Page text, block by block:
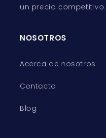
un precio competitivo.
NOSOTROS
Acerca de nosotros
Contacto
Blog